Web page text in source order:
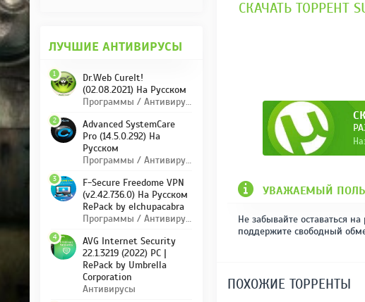
СКАЧАТЬ ТОРРЕНТ
УВАЖАЕМЫЙ
Не забывайте оставаться
поддержите свободный
ПОХОЖИЕ ТОРРЕНТЫ
ЛУЧШИЕ АНТИВИРУСЫ
Dr.Web CureIt!
(02.08.2021) На Русском
Программы / Антивирусы
1
Advanced SystemCare
Pro (14.5.0.292) На
Русском
Программы / Антивирусы
2
F-Secure Freedome VPN
(v2.42.736.0) На Русском
RePack by elchupacabra
Программы / Антивирусы
3
AVG Internet Security
22.1.3219 (2022) PC |
RePack by Umbrella
Corporation
Антивирусы
4